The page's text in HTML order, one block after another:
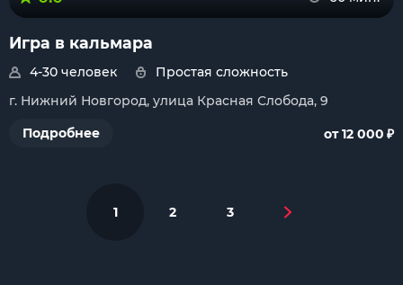
Игра в кальмара
4-30 человек
Простая сложность
г. Нижний Новгород, улица Красная Слобода, 9
Подробнее
от 12 000 ₽
1 2 3